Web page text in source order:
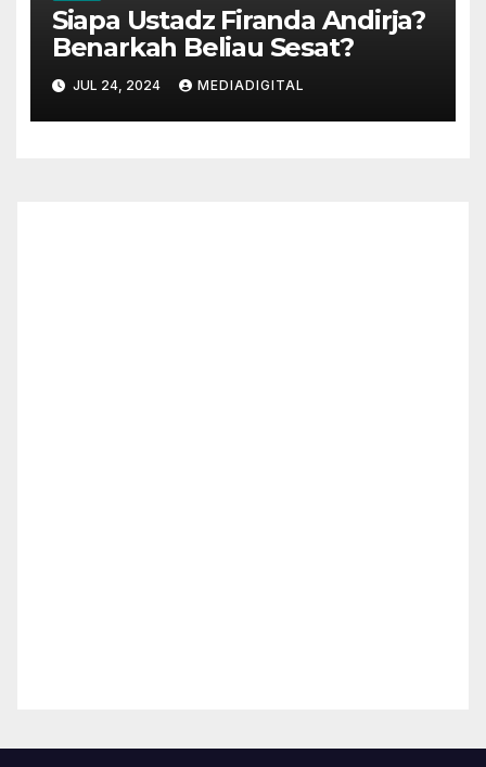
Siapa Ustadz Firanda Andirja?
Benarkah Beliau Sesat?
JUL 24, 2024 MEDIADIGITAL